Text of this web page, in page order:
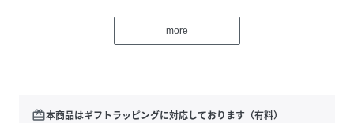
※worksワークス
more
redeem本商品はギフトラッピングに対応しております（有料）